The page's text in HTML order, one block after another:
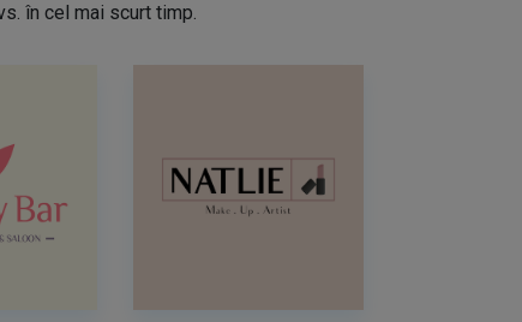
în cel mai scurt timp.